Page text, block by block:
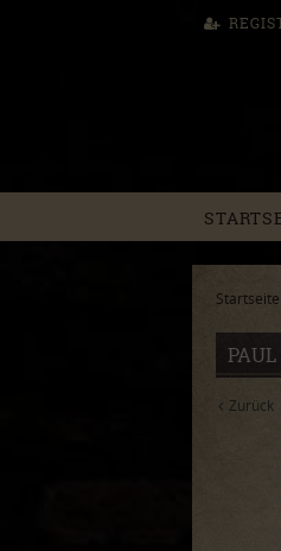
Startseite
PAUL
Zurück